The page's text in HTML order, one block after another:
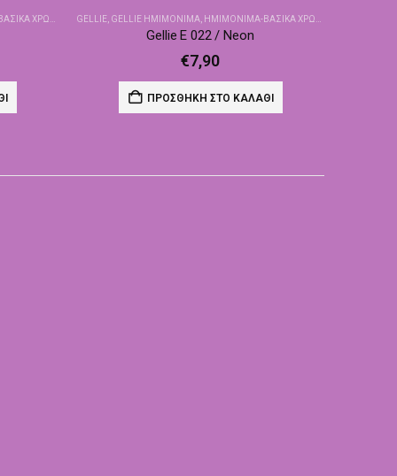
ΧΡΏΜΑΤΑ GELLIE, GELLIE ΗΜΙΜΌΝΙΜΑ, ΗΜΙΜΌΝΙΜΑ-ΒΑΣΙΚΆ ΧΡΏΜΑΤΑ
Gellie E 022 / Neon
€7,90
ΠΡΟΣΘΉΚΗ ΣΤΟ ΚΑΛΆΘΙ